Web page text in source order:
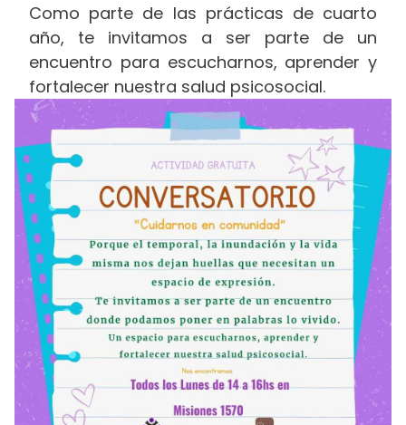
Como parte de las prácticas de cuarto
año, te invitamos a ser parte de un
encuentro para escucharnos, aprender y
fortalecer nuestra salud psicosocial.